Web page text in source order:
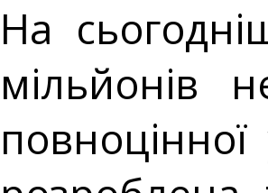
На
мільйонів
повноцінної